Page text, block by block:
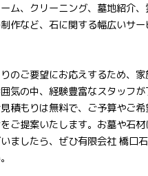
ム、クリーニング、墓地紹介
作など、石に関する幅広いサ
のご要望にお応えするため、
気の中、経験豊富なスタッフ
積もりは無料で、ご予算やご
ご提案いたします。お墓や石
ましたら、ぜひ有限会社 橋口